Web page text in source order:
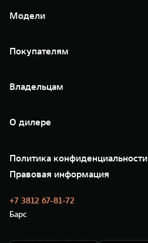
Модели
TANK 400
TANK 500
Покупателям
Тест-драйв
TANK Финансы
Корпоративным клиентам
Зарядные станции
Владельцам
Помощь на дороге
Новые цифровые сервисы TANK
Сервис
Нулевое ТО
Моторные масла
О дилере
35 лет GWM
GWM ТЕХ ДЕНЬ
Новости
Политика конфиденциальности
Правовая информация
+7 3812 67-81-72
Барс